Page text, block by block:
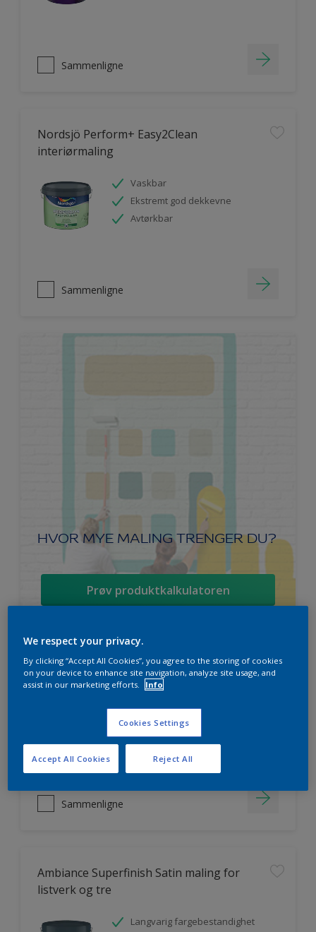
Sammenligne
Nordsjö Perform+ Easy2Clean
interiørmaling
Vaskbar
Ekstremt god dekkevne
Avtørkbar
Sammenligne
HVOR MYE MALING TRENGER DU?
Prøv produktkalkulatoren
Ambiance Endless Sky takmaling
For beste sluttresultat
Sammenligne
Ambiance Superfinish Satin maling for
listverk og tre
Langvarig fargebestandighet
We respect your privacy.
By clicking “Accept All Cookies”, you agree to the storing of cookies
on your device to enhance site navigation, analyze site usage, and
assist in our marketing efforts.
Info
Cookies Settings
Reject All
Accept All Cookies